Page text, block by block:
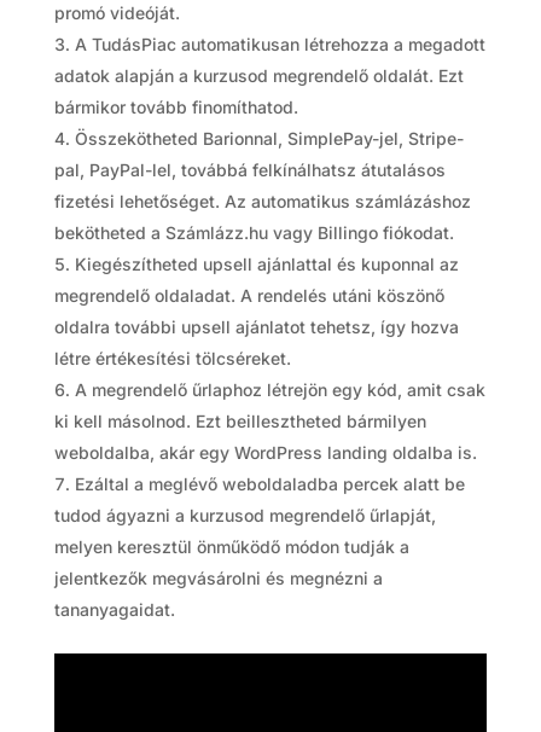
promó videóját.
A TudásPiac automatikusan létrehozza a megadott
adatok alapján a kurzusod megrendelő oldalát. Ezt
bármikor tovább finomíthatod.
Összekötheted Barionnal, SimplePay-jel, Stripe-
pal, PayPal-lel, továbbá felkínálhatsz átutalásos
fizetési lehetőséget. Az automatikus számlázáshoz
bekötheted a Számlázz.hu vagy Billingo fiókodat.
Kiegészítheted upsell ajánlattal és kuponnal az
megrendelő oldaladat. A rendelés utáni köszönő
oldalra további upsell ajánlatot tehetsz, így hozva
létre értékesítési tölcséreket.
A megrendelő űrlaphoz létrejön egy kód, amit csak
ki kell másolnod. Ezt beillesztheted bármilyen
weboldalba, akár egy WordPress landing oldalba is.
Ezáltal a meglévő weboldaladba percek alatt be
tudod ágyazni a kurzusod megrendelő űrlapját,
melyen keresztül önműködő módon tudják a
jelentkezők megvásárolni és megnézni a
tananyagaidat.